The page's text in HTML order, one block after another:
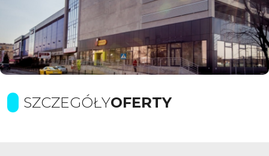
SZCZEGÓŁYOFERTY